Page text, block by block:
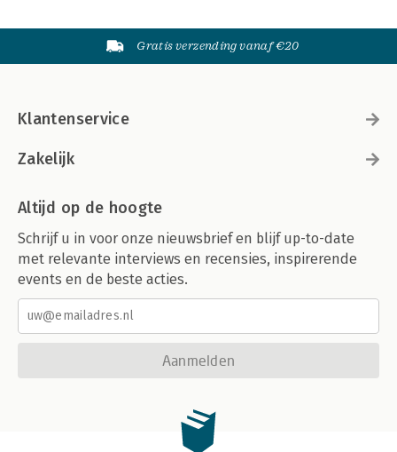
Gratis verzending vanaf €20
Klantenservice
Zakelijk
Altijd op de hoogte
Schrijf u in voor onze nieuwsbrief en blijf up-to-date
met relevante interviews en recensies, inspirerende
events en de beste acties.
Aanmelden